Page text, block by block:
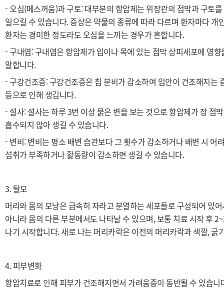
-오심(메스꺼움)과 구토: 대부분의 항암제는 위장관의 점막과 구토
일으킬 수 있습니다. 증상은 약물의 종류에 따라 다르며 환자마다
환자는 경미한 정도라도 오심을 느끼는 경우가 흔합니다.
- 구내염: 구내염은 항암제가 입이나 목에 있는 점막 상피세포에 영
말합니다.
- 구강건조증: 구강건조증은 침 분비가 감소하여 입안이 건조해지는
등으로 인해 생깁니다.
- 설사: 설사는 하루 3번 이상 묽은 변을 보는 것으로 항암제가 장 점
흡수되지 않아 생길 수 있습니다.
- 변비: 변비는 평소 배변 습관보다 그 횟수가 감소하거나 배변 시 어
섭취가 부족하거나 활동량이 감소하면 생길 수 있습니다.
3. 탈모
머리와 몸의 모낭은 급속히 자라고 분열하는 세포들로 구성되어 있
아니라 몸의 다른 부분에서도 나타날 수 있으며, 보통 치료 시작 후
나기 시작합니다. 새로 나는 머리카락은 이전의 머리카락과 색깔, 굵
4. 피부변화
항암치료로 인해 피부가 건조해지면서 가려움증이 동반될 수 있습